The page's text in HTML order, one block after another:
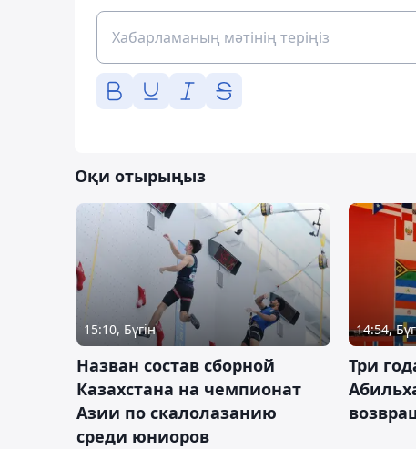
Оқи отырыңыз
15:10, Бүгін
Назван состав сборной
Казахстана на чемпионат
Азии по скалолазанию
среди юниоров
14:54,
Три